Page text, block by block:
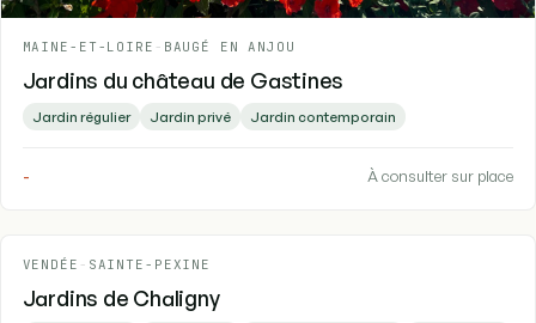
MAINE-ET-LOIRE - BAUGÉ EN ANJOU
Jardins du château de Gastines
Jardin régulier Jardin privé Jardin contemporain
- À consulter sur place
VENDÉE - SAINTE-PEXINE
Jardins de Chaligny